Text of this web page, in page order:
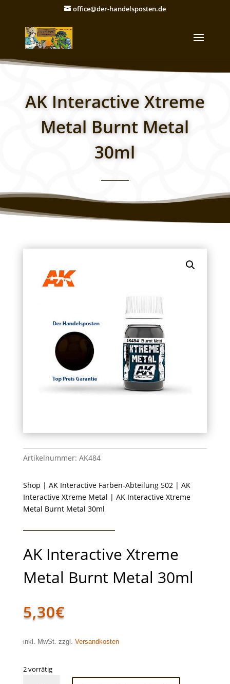
office@der-handelsposten.de
AK Interactive Xtreme
Metal Burnt Metal
30ml
Artikelnummer: AK484
Shop | AK Interactive Farben-Abteilung 502| AK
Interactive Xtreme Metal | AK Interactive Xtreme
Metal Burnt Metal 30ml
AK Interactive Xtreme
Metal Burnt Metal 30ml
5,30€
inkl. MwSt. zzgl. Versandkosten
2 vorrätig